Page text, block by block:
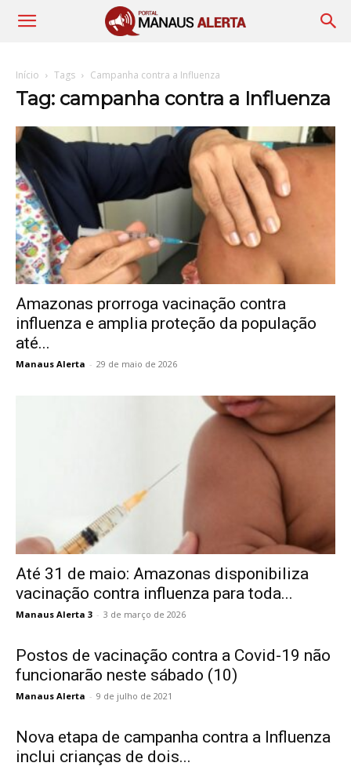
Início Tags Campanha contra a Influenza
Tag: campanha contra a Influenza
Amazonas prorroga vacinação contra
influenza e amplia proteção da população
até...
Manaus Alerta - 29 de maio de 2026
Até 31 de maio: Amazonas disponibiliza
vacinação contra influenza para toda...
Manaus Alerta 3 - 3 de março de 2026
Postos de vacinação contra a Covid-19 não
funcionarão neste sábado (10)
Manaus Alerta - 9 de julho de 2021
Nova etapa de campanha contra a Influenza
inclui crianças de dois...